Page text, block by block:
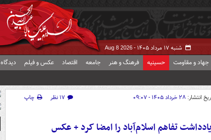
شنبه ۱۷ مرداد ۱۴۰۵ - Aug 8 2026
جهاد و مقاومت حسینیه فرهنگ و هنر جامعه اقتصاد عکس و فیلم دیدگاه
انتشار: ۲۸ خرداد ۱۴۰۵ - ۰۹:۰۷ ۱۷ نظر
چاپ
تفاهم اسلام‌آباد را امضا کرد + عکس